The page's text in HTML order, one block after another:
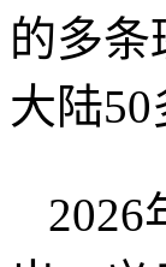
的多条
大陆
2026